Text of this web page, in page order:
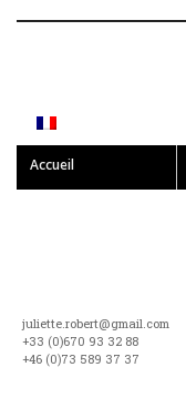
Accueil
juliette.robert@gmail.com
+33 (0)670 93 32 88
+46 (0)73 589 37 37